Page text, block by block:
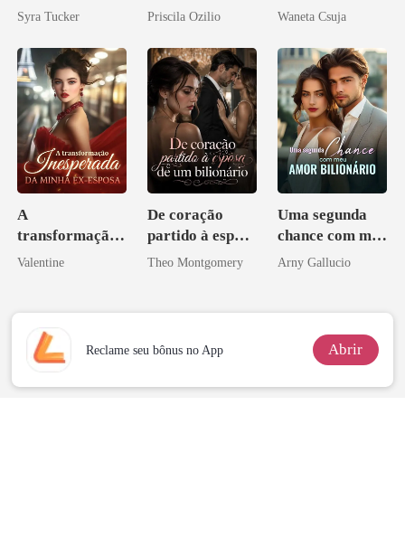
Syra Tucker
Ele Jurou Odiar
Priscila Ozilio
o Pai da Minha
Waneta Csuja
A
transformação
inesperada da
Valentine
De coração
partido à esposa
de um bilionário
Theo Montgomery
Uma segunda
chance com meu
amor bilionário
Arny Gallucio
Reclame seu bônus no App Abrir